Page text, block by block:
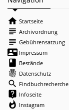
home Startseite
subject Archivordnung
subject Gebührensatzung
contact_mail Impressum
book Bestände
fingerprint Datenschutz
search Findbuchrecherche
live_help Infoseite
whatshot Instagram